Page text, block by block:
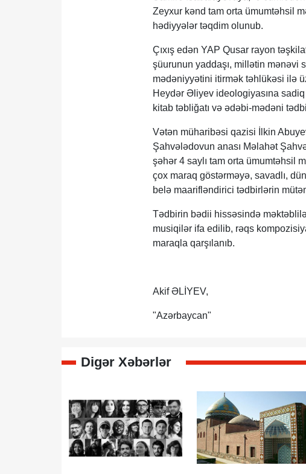
Zeyxur kənd tam orta ümumtəhsil
hədiyyələr təqdim olunub.
Çıxış edən YAP Qusar rayon
şüurunun yaddaşı, millətin mənəvi
mədəniyyətini itirmək təhlükəsi ilə
Heydər Əliyev ideologiyasına
kitab təbliğatı və ədəbi-mədəni
Vətən müharibəsi qazisi İlkin
Şahvələdovun anası Məlahət
şəhər 4 saylı tam orta ümumtəhsil
çox maraq göstərməyə, savadlı,
belə maarifləndirici tədbirlərin
Tədbirin bədii hissəsində
musiqilər ifa edilib, rəqs
maraqla qarşılanıb.
Akif ƏLİYEV,
"Azərbaycan"
Digər Xəbərlər